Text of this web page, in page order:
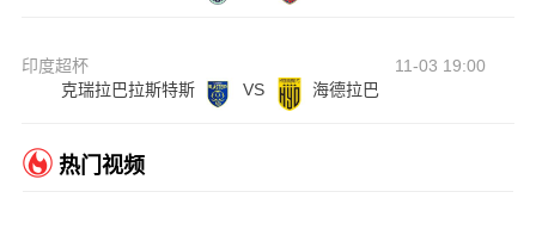
印度超杯
11-03 19:00
克瑞拉巴拉斯特斯
VS 海德拉巴
热门视频